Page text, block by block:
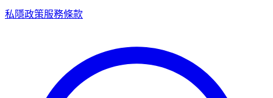
私隱政策服務條款